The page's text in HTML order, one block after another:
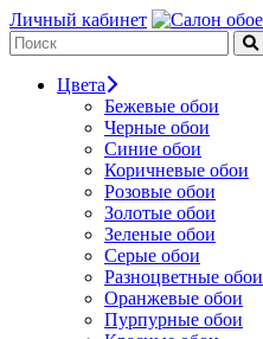
Личный кабинет
Цвета
Бежевые обои
Черные обои
Синие обои
Коричневые обои
Розовые обои
Золотые обои
Зеленые обои
Серые обои
Разноцветные обои
Оранжевые обои
Пурпурные обои